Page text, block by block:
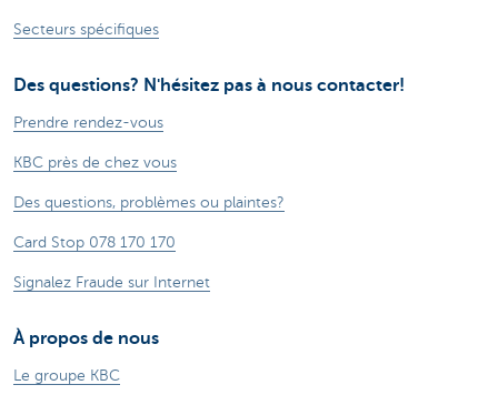
Secteurs spécifiques
Des questions? N'hésitez pas à nous contacter!
Prendre rendez-vous
KBC près de chez vous
Des questions, problèmes ou plaintes?
Card Stop 078 170 170
Signalez Fraude sur Internet
À propos de nous
Le groupe KBC